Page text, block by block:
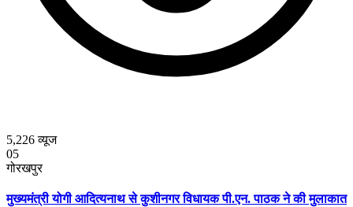
5,226व्यूज
05
गोरखपुर
मुख्यमंत्री योगी आदित्यनाथ से कुशीनगर विधायक पी.एन. पाठक ने की मुलाकात